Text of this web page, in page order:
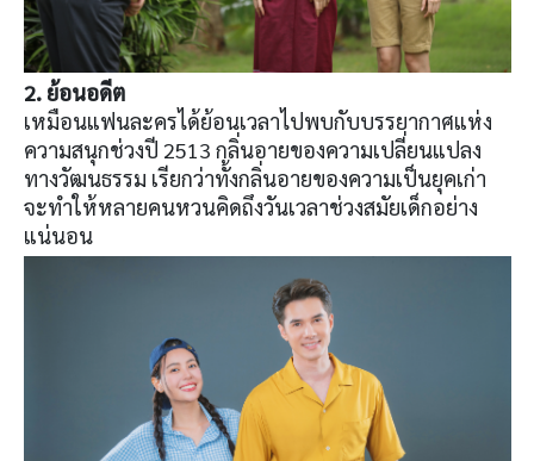
2. ย้อนอดีต
เหมือนแฟนละครได้ย้อนเวลาไปพบกับบรรยากาศแห่ง
ความสนุกช่วงปี 2513 กลิ่นอายของความเปลี่ยนแปลง
ทางวัฒนธรรม เรียกว่าทั้งกลิ่นอายของความเป็นยุคเก่า
จะทำให้หลายคนหวนคิดถึงวันเวลาช่วงสมัยเด็กอย่าง
แน่นอน